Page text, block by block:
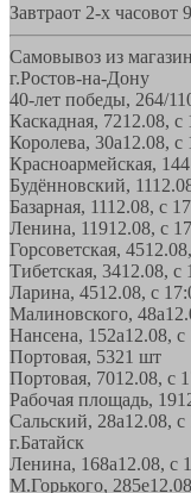
Завтраот 2-х часовот
Самовывоз из
г.Ростов-на-Дону
40-лет победы, 264/
Каскадная, 7212.08, с
Королева, 30а12.08, с
Красноармейская, 144
Будённовский, 11
Базарная, 1112.08, с
Ленина, 11912.08, с
Горсоветская, 45
Тибетская, 3412.08, с
Ларина, 4512.08, с
Малиновского, 48а
Нансена, 152а12.08,
Портовая, 5321 шт
Портовая, 7012.08, с
Рабочая площадь, 19
Сальский, 28a12.08,
г.Батайск
Ленина, 168а12.08, с
М.Горького, 285е